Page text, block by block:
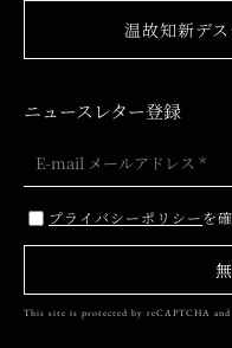
温故知新デ
ニュースレター登録
プライバシーポリシーを
This site is protected by reCAPTCHA and